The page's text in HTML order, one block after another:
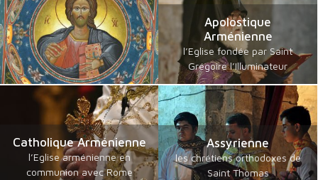
Apolostique
Arménienne
l’Eglise fondée par Saint
Grégoire l’Illuminateur
Catholique Arménienne
l’Eglise arménienne en
communion avec Rome
Assyrienne
les chrétiens orthodoxes de
Saint Thomas